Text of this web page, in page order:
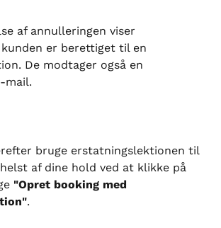
af annulleringen viser
er berettiget til en
De modtager også en
mail.
bruge erstatningslektionen til
af dine hold ved at klikke på
"Opret booking med
.